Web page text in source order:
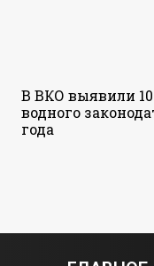
В ВКО выявили
водного
года